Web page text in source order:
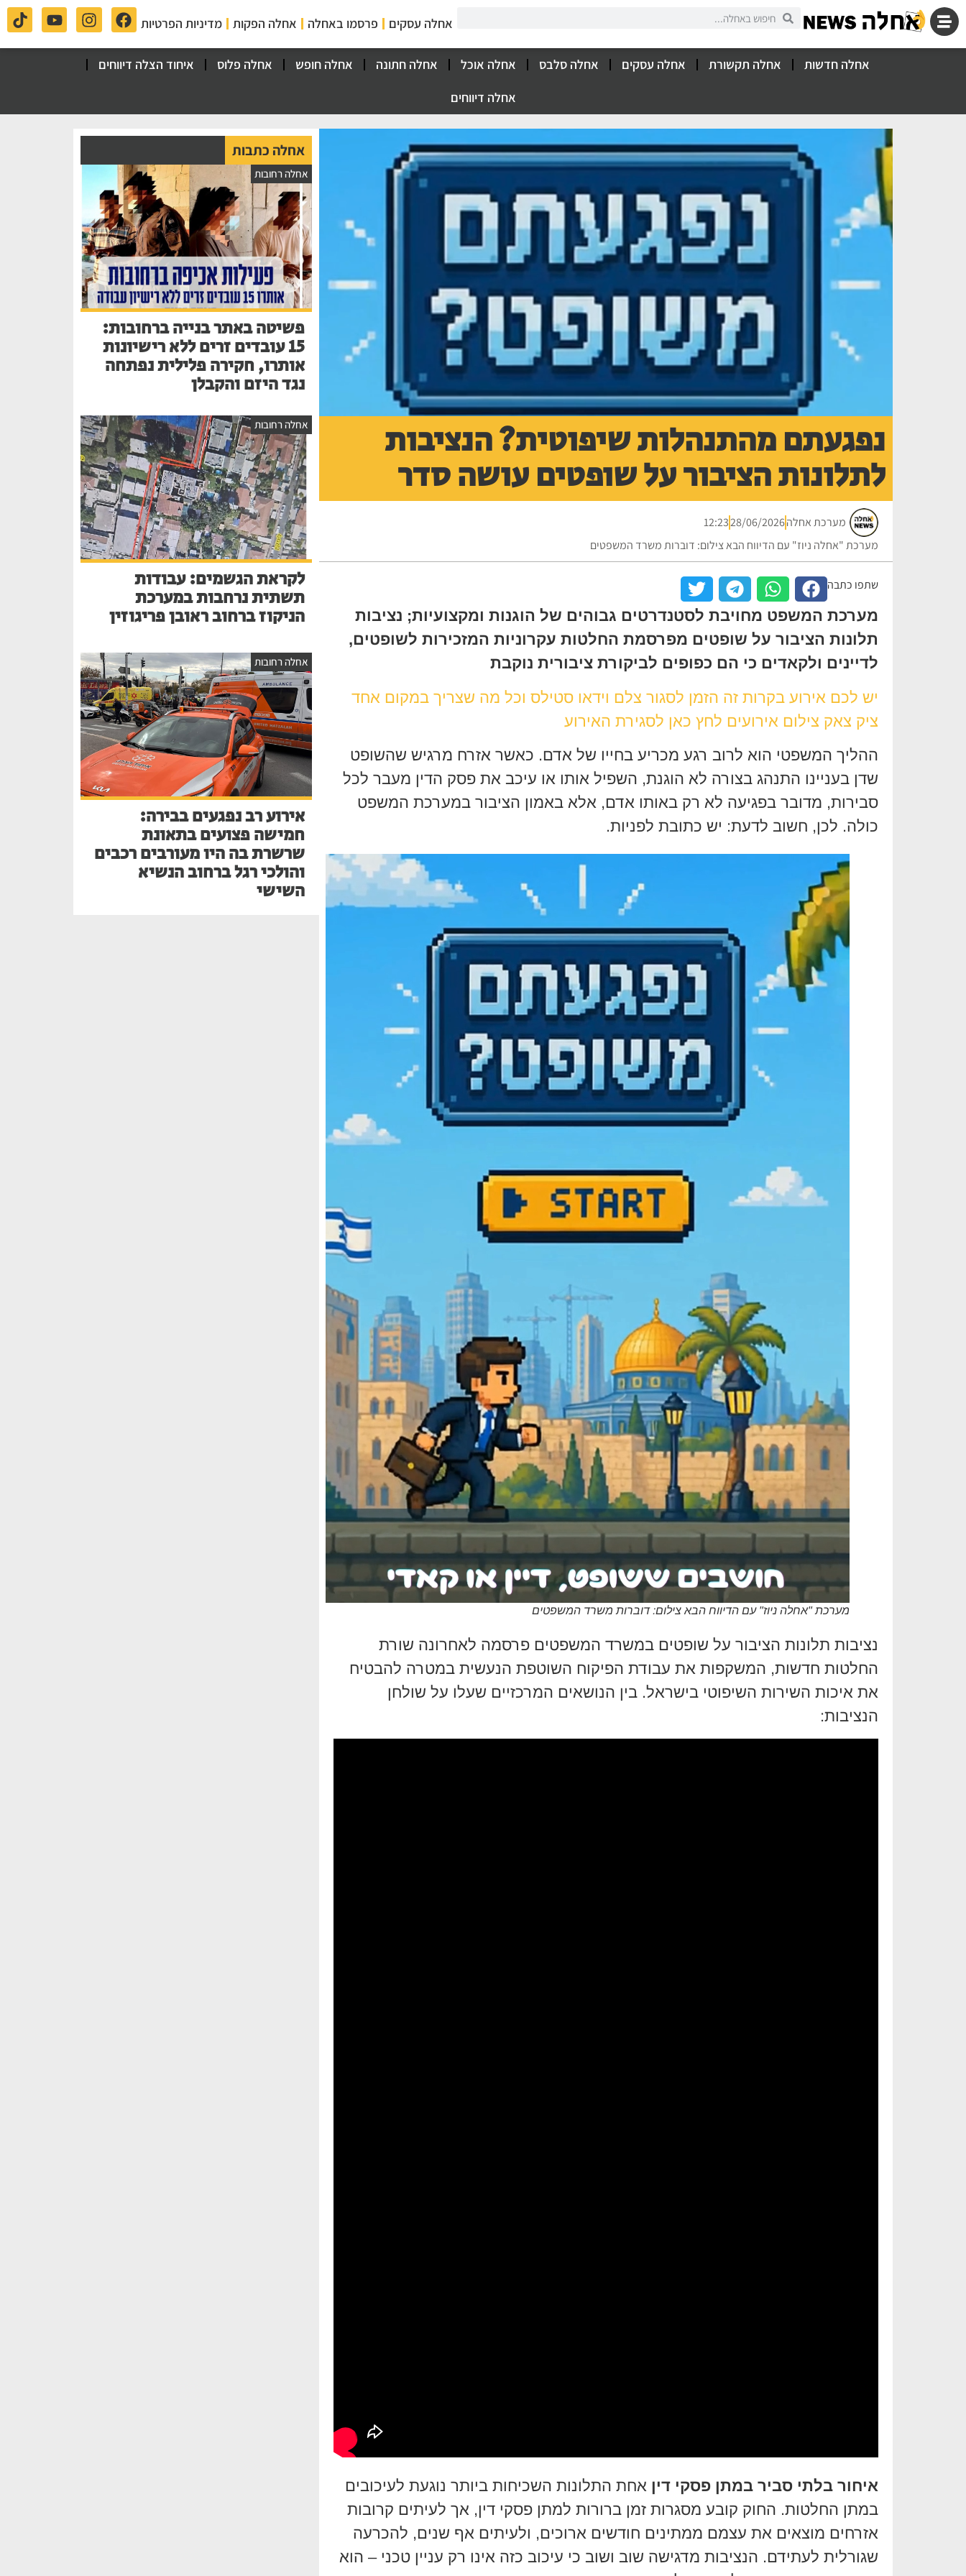
אחלה עסקים פרסמו באחלה אחלה הפקות מדיניות הפרטיות
אחלה חדשות אחלה תקשורת אחלה עסקים אחלה סלבס אחלה אוכל אחלה חתונה אחלה חופש אחלה פלוס
איחוד הצלה דיווחים
אחלה דיווחים
נפגעתם מהתנהלות שיפוטית? הנציבות
לתלונות הציבור על שופטים עושה סדר
מערכת אחלה28/06/2026
12:23
מערכת "אחלה ניוז" עם הדיווח הבא צילום: דוברות משרד המשפטים
שתפו כתבה
מערכת המשפט מחויבת לסטנדרטים גבוהים של הוגנות ומקצועיות; נציבות
תלונות הציבור על שופטים מפרסמת החלטות עקרוניות המזכירות לשופטים,
לדיינים ולקאדים כי הם כפופים לביקורת ציבורית נוקבת
יש לכם אירוע בקרות זה הזמן לסגור צלם וידאו סטילס וכל מה שצריך במקום אחד
ציק צאק צילום אירועים לחץ כאן לסגירת האירוע
ההליך המשפטי הוא לרוב רגע מכריע בחייו של אדם. כאשר אזרח מרגיש שהשופט
שדן בעניינו התנהג בצורה לא הוגנת, השפיל אותו או עיכב את פסק הדין מעבר לכל
סבירות, מדובר בפגיעה לא רק באותו אדם, אלא באמון הציבור במערכת המשפט
כולה. לכן, חשוב לדעת: יש כתובת לפניות.
מערכת "אחלה ניוז" עם הדיווח הבא צילום: דוברות משרד המשפטים
נציבות תלונות הציבור על שופטים במשרד המשפטים פרסמה לאחרונה שורת
החלטות חדשות, המשקפות את עבודת הפיקוח השוטפת הנעשית במטרה להבטיח
את איכות השירות השיפוטי בישראל. בין הנושאים המרכזיים שעלו על שולחן
הנציבות:
איחור בלתי סביר במתן פסקי דין אחת התלונות השכיחות ביותר נוגעת לעיכובים
במתן החלטות. החוק קובע מסגרות זמן ברורות למתן פסקי דין, אך לעיתים קרובות
אזרחים מוצאים את עצמם ממתינים חודשים ארוכים, ולעיתים אף שנים, להכרעה
שגורלית לעתידם. הנציבות מדגישה שוב ושוב כי עיכוב כזה אינו רק עניין טכני – הוא
אחלה כתבות
אחלה רחובות
פשיטה באתר בנייה ברחובות:
15 עובדים זרים ללא רישיונות
אותרו, חקירה פלילית נפתחה
נגד היזם והקבלן
אחלה רחובות
לקראת הגשמים: עבודות
תשתית נרחבות במערכת
הניקוז ברחוב ראובן פריגוזין
אחלה רחובות
אירוע רב נפגעים בבירה:
חמישה פצועים בתאונת
שרשרת בה היו מעורבים רכבים
והולכי רגל ברחוב הנשיא
השישי